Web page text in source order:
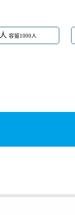
人容留1000人